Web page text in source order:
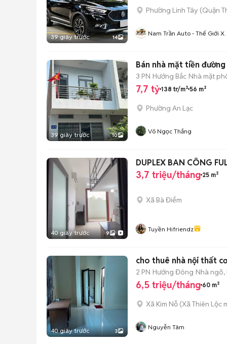
39 giây trước 14
Phường Linh Tây (Quận
Nam Trần Auto - Thế Giới
39 giây trước 10
Bán nhà mặt tiền đường
3 PN Hướng Bắc Nhà mặt
7,7 tỷ 138 tr/m² 56 m²
Phường An Lạc
Võ Ngọc Thắng
40 giây trước 9
DUPLEX BAN CÔNG
3,7 triệu/tháng 25 m²
Xã Bà Điểm
Tuyền Hifriendz
40 giây trước 3
cho thuê nhà nội thất
2 PN Hướng Đông Nhà ngõ,
6,5 triệu/tháng 60 m²
Xã Kim Nỗ (Xã Thiên Lộc
Nguyễn Tâm